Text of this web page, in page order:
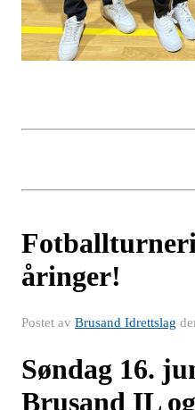
åringer!
Postet av Brusand Idrettslag
Søndag 16.
Brusand